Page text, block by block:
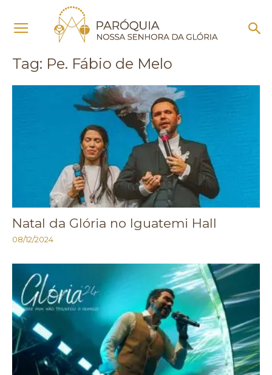
Pe. Fábio de Melo
Tag: Pe. Fábio de Melo
Natal da Glória no Iguatemi Hall
08/12/2024